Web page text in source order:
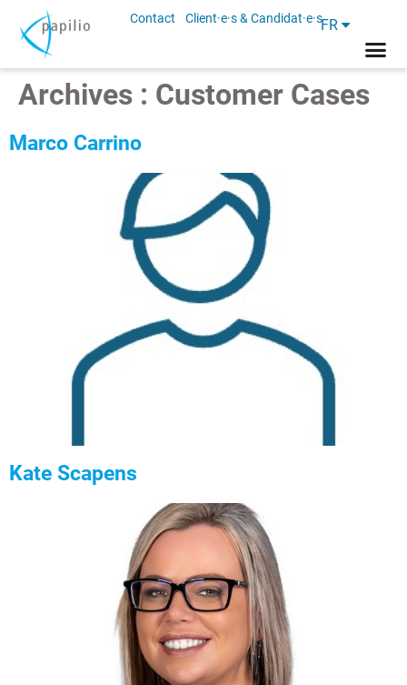
Contact Client·e·s & Candidat·e·sFR
Archives : Customer Cases
Marco Carrino
Kate Scapens